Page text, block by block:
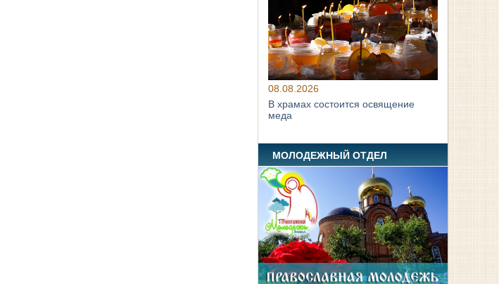
08.08.2026
В храмах состоится освящение
меда
МОЛОДЕЖНЫЙ ОТДЕЛ